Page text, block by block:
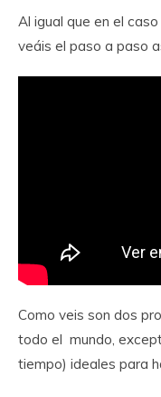
Al igual que en el
veáis el paso a paso
Como veis son dos
todo el mundo,
tiempo) ideales para